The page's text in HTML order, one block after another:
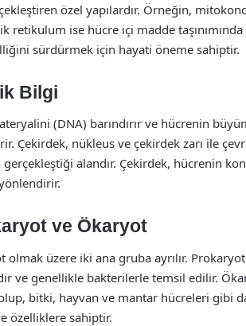
özel yapılardır. Örneğin,
retikulum ise hücre içi madde
sürdürmek için hayati öneme sahiptir.
Bilgi
(DNA) barındırır ve hücrenin
Çekirdek, nükleus ve çekirdek zarı ile
alandır. Çekirdek, hücrenin
ve Ökaryot
üzere iki ana gruba ayrılır.
ve genellikle bakterilerle temsil edilir.
bitki, hayvan ve mantar hücreleri gibi
özelliklere sahiptir.